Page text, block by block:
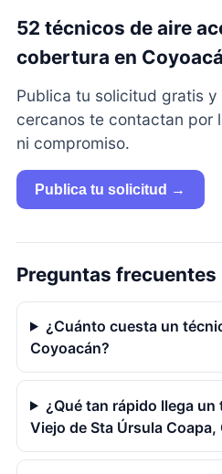
52 técnicos de aire
cobertura en
Publica tu solicitud gratis
cercanos te contactan por
ni compromiso.
Publica tu solicitud →
Preguntas frecuentes
¿Cuánto cuesta un
Coyoacán?
¿Qué tan rápido llega un
Viejo de Sta Úrsula Coapa,